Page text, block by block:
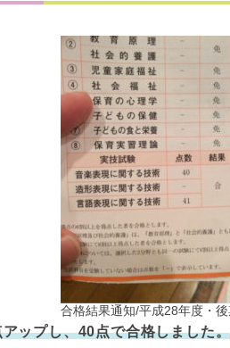
合格結果通知/平成28年度・後
ップし、40点で合格しました。